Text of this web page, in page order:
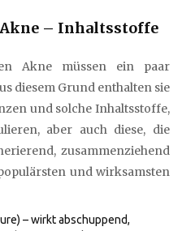
– Inhaltsstoffe
Akne müssen ein paar
diesem Grund enthalten sie
und solche Inhaltsstoffe,
aber auch diese, die
zusammenziehend
und wirksamsten
– wirkt abschuppend,